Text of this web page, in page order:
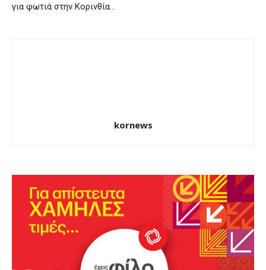
για φωτιά στην Κορινθία…
kornews